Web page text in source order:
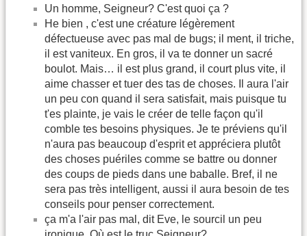
Un homme, Seigneur? C'est quoi ça ?
He bien , c'est une créature légèrement
défectueuse avec pas mal de bugs; il ment, il triche,
il est vaniteux. En gros, il va te donner un sacré
boulot. Mais… il est plus grand, il court plus vite, il
aime chasser et tuer des tas de choses. Il aura l'air
un peu con quand il sera satisfait, mais puisque tu
t'es plainte, je vais le créer de telle façon qu'il
comble tes besoins physiques. Je te préviens qu'il
n'aura pas beaucoup d'esprit et appréciera plutôt
des choses puériles comme se battre ou donner
des coups de pieds dans une baballe. Bref, il ne
sera pas très intelligent, aussi il aura besoin de tes
conseils pour penser correctement.
ça m'a l'air pas mal, dit Eve, le sourcil un peu